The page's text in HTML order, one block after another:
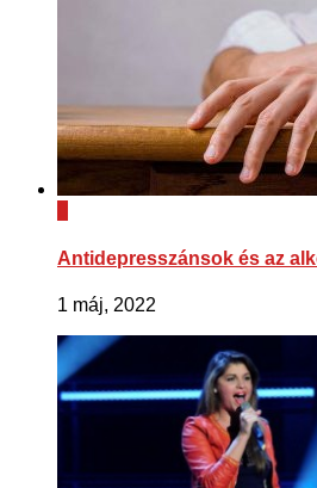
Antidepresszánsok és az
1 máj, 2022